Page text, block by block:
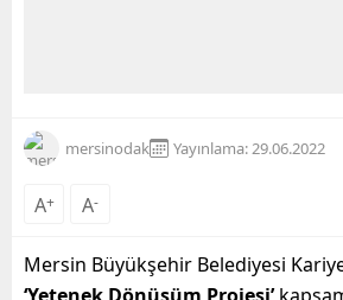
mersinodak Yayınlama: 29.06.2022
A+ A-
Mersin Büyükşehir Belediyesi
‘Yetenek Dönüşüm Projesi’